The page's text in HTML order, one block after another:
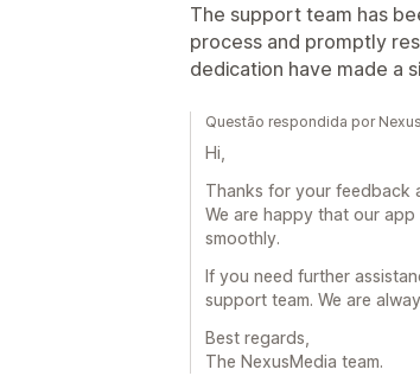
The support team has
process and promptly
dedication have made a
Questão respondida por
Hi,
Thanks for your feedback
We are happy that our
smoothly.
If you need further
support team. We are
Best regards,
The NexusMedia team.